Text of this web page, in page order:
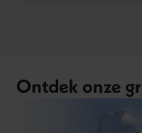
Ontdek onze